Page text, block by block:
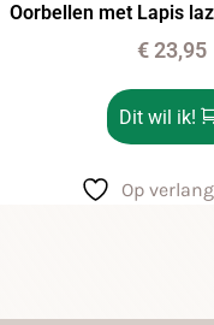
Oorbellen met Lapis
€23,95
Dit wil ik!
Op